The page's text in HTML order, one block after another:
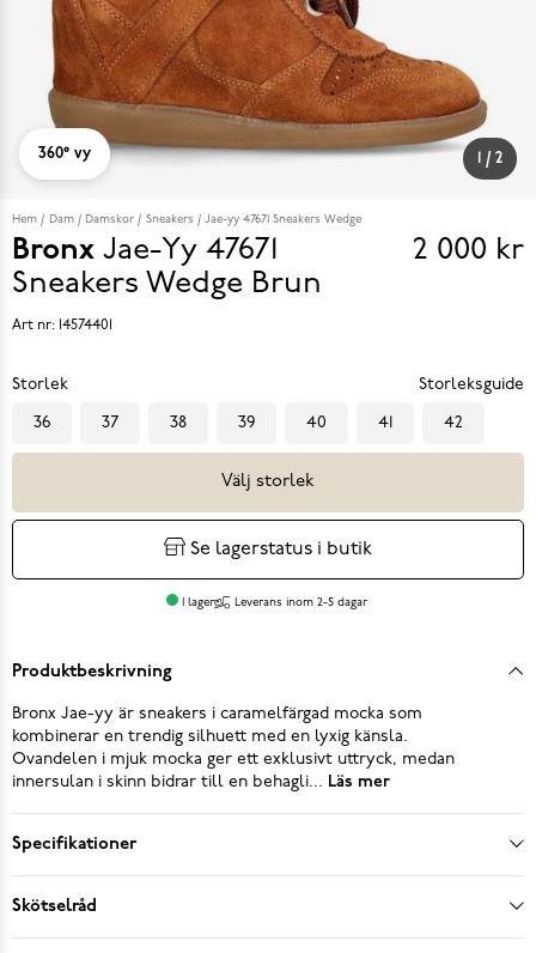
/ 2
360° vy
Hem Dam Damskor Sneakers Jae-yy 47671 Sneakers Wedge
Bronx Jae-Yy 47671
Sneakers Wedge Brun
Pris
2 000 kr
Art nr: 14574401
Storlek Storleksguide
36 37 38 39 40 41 42
Välj storlek
Se lagerstatus i butik
I lager Leverans inom 2-5 dagar
Produktbeskrivning
Bronx Jae-yy är sneakers i caramelfärgad mocka som
kombinerar en trendig silhuett med en lyxig känsla.
Ovandelen i mjuk mocka ger ett exklusivt uttryck, medan
innersulan i skinn bidrar till en behagli... Läs mer
Specifikationer
Skötselråd